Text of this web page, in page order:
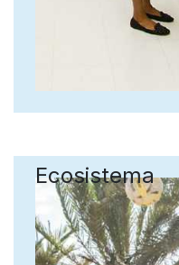
Ecosistema